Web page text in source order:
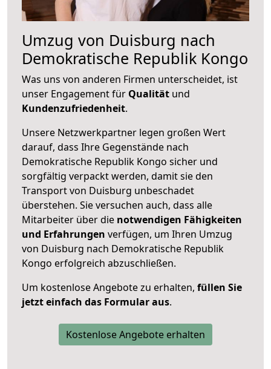
Umzug von Duisburg nach
Demokratische Republik Kongo
Was uns von anderen Firmen unterscheidet, ist
unser Engagement für Qualität und
Kundenzufriedenheit.
Unsere Netzwerkpartner legen großen Wert
darauf, dass Ihre Gegenstände nach
Demokratische Republik Kongo sicher und
sorgfältig verpackt werden, damit sie den
Transport von Duisburg unbeschadet
überstehen. Sie versuchen auch, dass alle
Mitarbeiter über die notwendigen Fähigkeiten
und Erfahrungen verfügen, um Ihren Umzug
von Duisburg nach Demokratische Republik
Kongo erfolgreich abzuschließen.
Um kostenlose Angebote zu erhalten, füllen Sie
jetzt einfach das Formular aus.
Kostenlose Angebote erhalten